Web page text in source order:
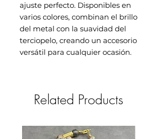
ajuste perfecto. Disponibles en
varios colores, combinan el brillo
del metal con la suavidad del
terciopelo, creando un accesorio
versátil para cualquier ocasión.
Related Products